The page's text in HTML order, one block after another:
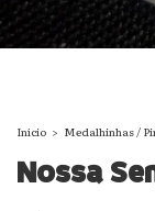
Início > Medalhinhas /
Nossa